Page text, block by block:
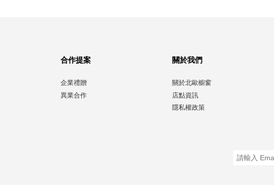
合作提案
企業禮贈
異業合作
關於我們
關於北歐櫥窗
店點資訊
隱私權政策